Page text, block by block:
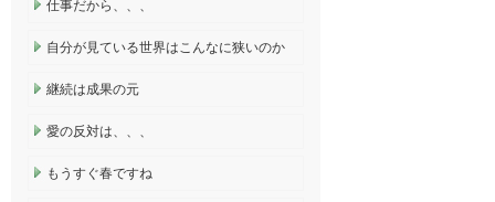
仕事だから、、、
自分が見ている世界はこんなに狭いのか
継続は成果の元
愛の反対は、、、
もうすぐ春ですね